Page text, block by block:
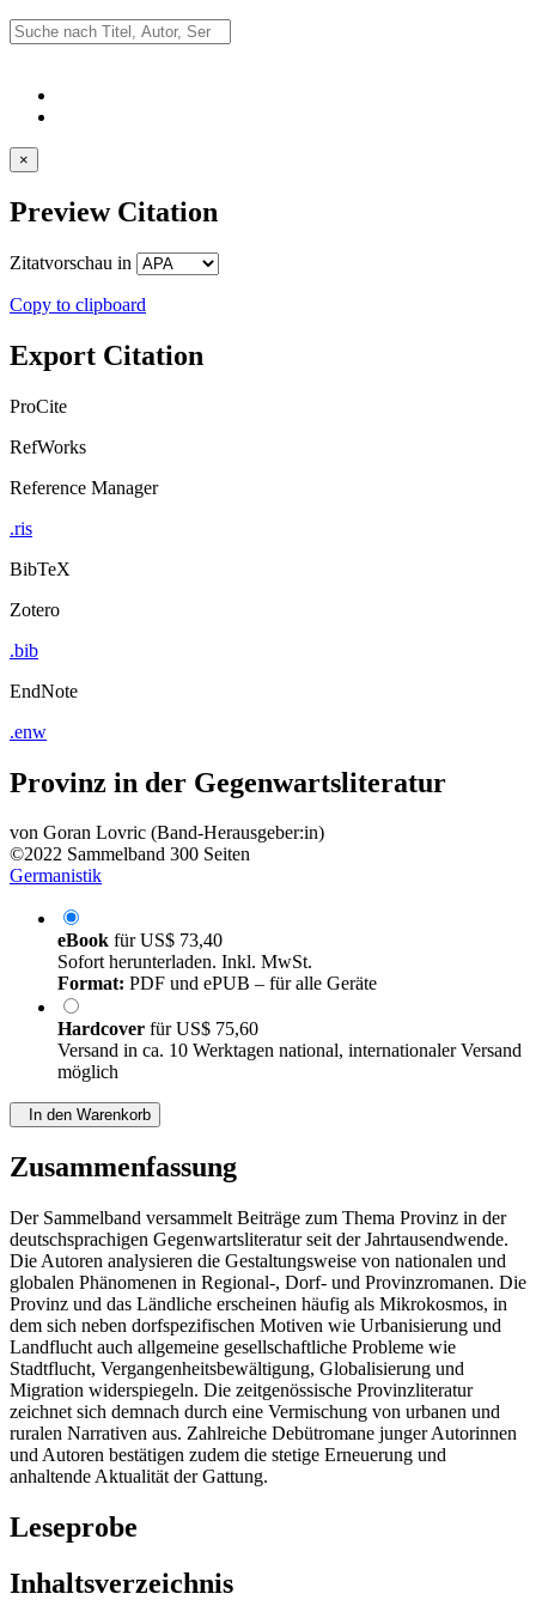
×
Preview Citation
Zitatvorschau in
Copy to clipboard
Export Citation
ProCite
RefWorks
Reference Manager
.ris
BibTeX
Zotero
.bib
EndNote
.enw
Provinz in der Gegenwartsliteratur
von Goran Lovric (Band-Herausgeber:in)
©2022 Sammelband 300 Seiten
Germanistik
eBook fürUS$ 73,40
Sofort herunterladen. Inkl. MwSt.
Format: PDF und ePUB – für alle Geräte
Hardcover fürUS$ 75,60
Versand in ca. 10 Werktagen national, internationaler Versand
möglich
In den Warenkorb
Zusammenfassung
Der Sammelband versammelt Beiträge zum Thema Provinz in der
deutschsprachigen Gegenwartsliteratur seit der Jahrtausendwende.
Die Autoren analysieren die Gestaltungsweise von nationalen und
globalen Phänomenen in Regional-, Dorf- und Provinzromanen. Die
Provinz und das Ländliche erscheinen häufig als Mikrokosmos, in
dem sich neben dorfspezifischen Motiven wie Urbanisierung und
Landflucht auch allgemeine gesellschaftliche Probleme wie
Stadtflucht, Vergangenheitsbewältigung, Globalisierung und
Migration widerspiegeln. Die zeitgenössische Provinzliteratur
zeichnet sich demnach durch eine Vermischung von urbanen und
ruralen Narrativen aus. Zahlreiche Debütromane junger Autorinnen
und Autoren bestätigen zudem die stetige Erneuerung und
anhaltende Aktualität der Gattung.
Leseprobe
Inhaltsverzeichnis